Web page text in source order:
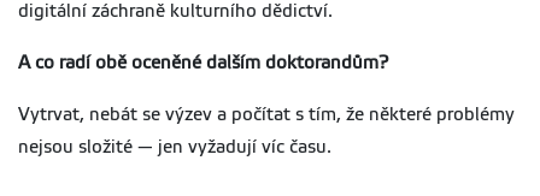
digitální záchraně kulturního dědictví.
A co radí obě oceněné dalším doktorandům?
Vytrvat, nebát se výzev a počítat s tím, že některé problémy
nejsou složité — jen vyžadují víc času.
Ph.D.,
ceny prof.
od rektora
České